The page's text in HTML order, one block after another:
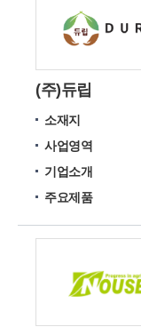
(주)듀립
소재지
사업영역
기업소개
주요제품